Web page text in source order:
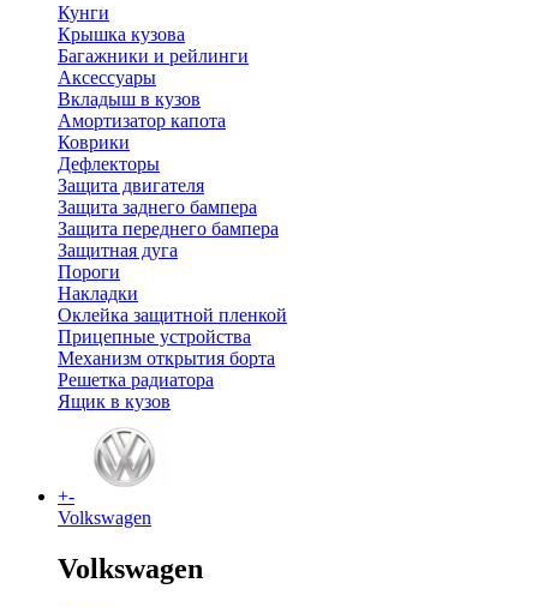
Кунги
Крышка кузова
Багажники и рейлинги
Аксессуары
Вкладыш в кузов
Амортизатор капота
Коврики
Дефлекторы
Защита двигателя
Защита заднего бампера
Защита переднего бампера
Защитная дуга
Пороги
Накладки
Оклейка защитной пленкой
Прицепные устройства
Механизм открытия борта
Решетка радиатора
Ящик в кузов
+-
Volkswagen
Volkswagen